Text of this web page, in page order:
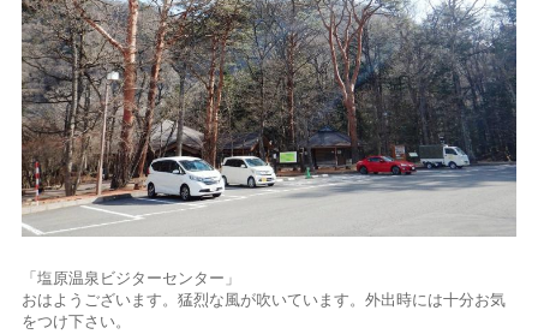
「塩原温泉ビジターセンター」
おはようございます。猛烈な風が吹いています。外出時には十分お気
をつけ下さい。